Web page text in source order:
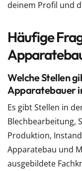
deinem Profil und
Häufige
Welche Stellen
Apparatebauer
Es gibt Stellen in
Blechbearbeitung,
Produktion,
Apparatebau und
ausgebildete